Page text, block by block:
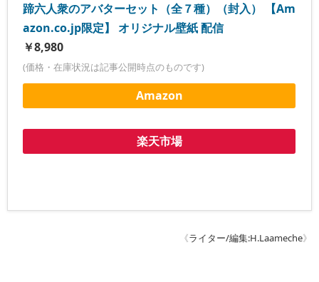
蹄六人衆のアバターセット（全７種）（封入） 【Am
azon.co.jp限定】 オリジナル壁紙 配信
￥8,980
(価格・在庫状況は記事公開時点のものです)
Amazon
楽天市場
《ライター/編集:H.Laameche》